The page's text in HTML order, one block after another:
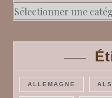
Rubriques
ALLEMAGNE